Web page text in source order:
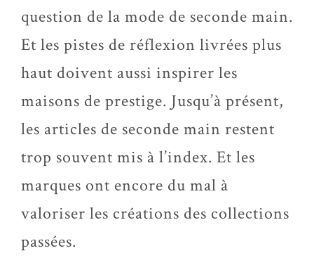
question de la mode de seconde main.
Et les pistes de réflexion livrées plus
haut doivent aussi inspirer les
maisons de prestige. Jusqu’à présent,
les articles de seconde main restent
trop souvent mis à l’index. Et les
marques ont encore du mal à
valoriser les créations des collections
passées.